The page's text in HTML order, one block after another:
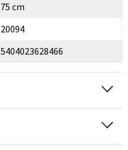
75 cm
20094
5404023628466